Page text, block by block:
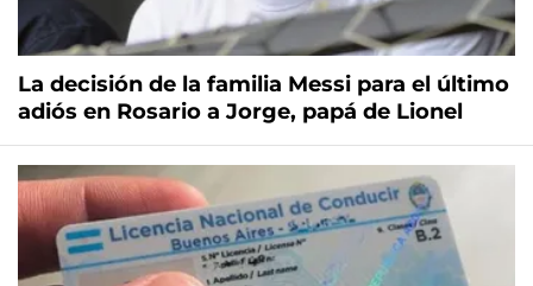
La decisión de la familia Messi para el último
adiós en Rosario a Jorge, papá de Lionel